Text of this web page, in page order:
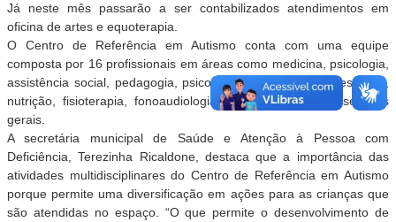
Já neste mês passarão a ser contabilizados atendimentos em
oficina de artes e equoterapia.
O Centro de Referência em Autismo conta com uma equipe
composta por 16 profissionais em áreas como medicina, psicologia,
assistência social, pedagogia, psicopedagogia, educação especial,
nutrição, fisioterapia, fonoaudiologia, recepção, apoio e serviços
gerais.
A secretária municipal de Saúde e Atenção à Pessoa com
Deficiência, Terezinha Ricaldone, destaca que a importância das
atividades multidisciplinares do Centro de Referência em Autismo
porque permite uma diversificação em ações para as crianças que
são atendidas no espaço. “O que permite o desenvolvimento de